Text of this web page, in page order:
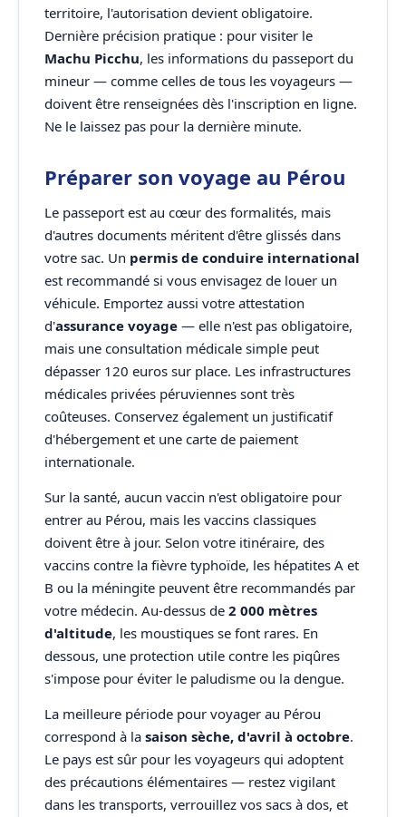
territoire, l'autorisation devient obligatoire.
Dernière précision pratique : pour visiter le
Machu Picchu, les informations du passeport du
mineur — comme celles de tous les voyageurs —
doivent être renseignées dès l'inscription en ligne.
Ne le laissez pas pour la dernière minute.
Préparer son voyage au Pérou
Le passeport est au cœur des formalités, mais
d'autres documents méritent d'être glissés dans
votre sac. Un permis de conduire international
est recommandé si vous envisagez de louer un
véhicule. Emportez aussi votre attestation
d'assurance voyage — elle n'est pas obligatoire,
mais une consultation médicale simple peut
dépasser 120 euros sur place. Les infrastructures
médicales privées péruviennes sont très
coûteuses. Conservez également un justificatif
d'hébergement et une carte de paiement
internationale.
Sur la santé, aucun vaccin n'est obligatoire pour
entrer au Pérou, mais les vaccins classiques
doivent être à jour. Selon votre itinéraire, des
vaccins contre la fièvre typhoïde, les hépatites A et
B ou la méningite peuvent être recommandés par
votre médecin. Au-dessus de 2 000 mètres
d'altitude, les moustiques se font rares. En
dessous, une protection utile contre les piqûres
s'impose pour éviter le paludisme ou la dengue.
La meilleure période pour voyager au Pérou
correspond à la saison sèche, d'avril à octobre.
Le pays est sûr pour les voyageurs qui adoptent
des précautions élémentaires — restez vigilant
dans les transports, verrouillez vos sacs à dos, et